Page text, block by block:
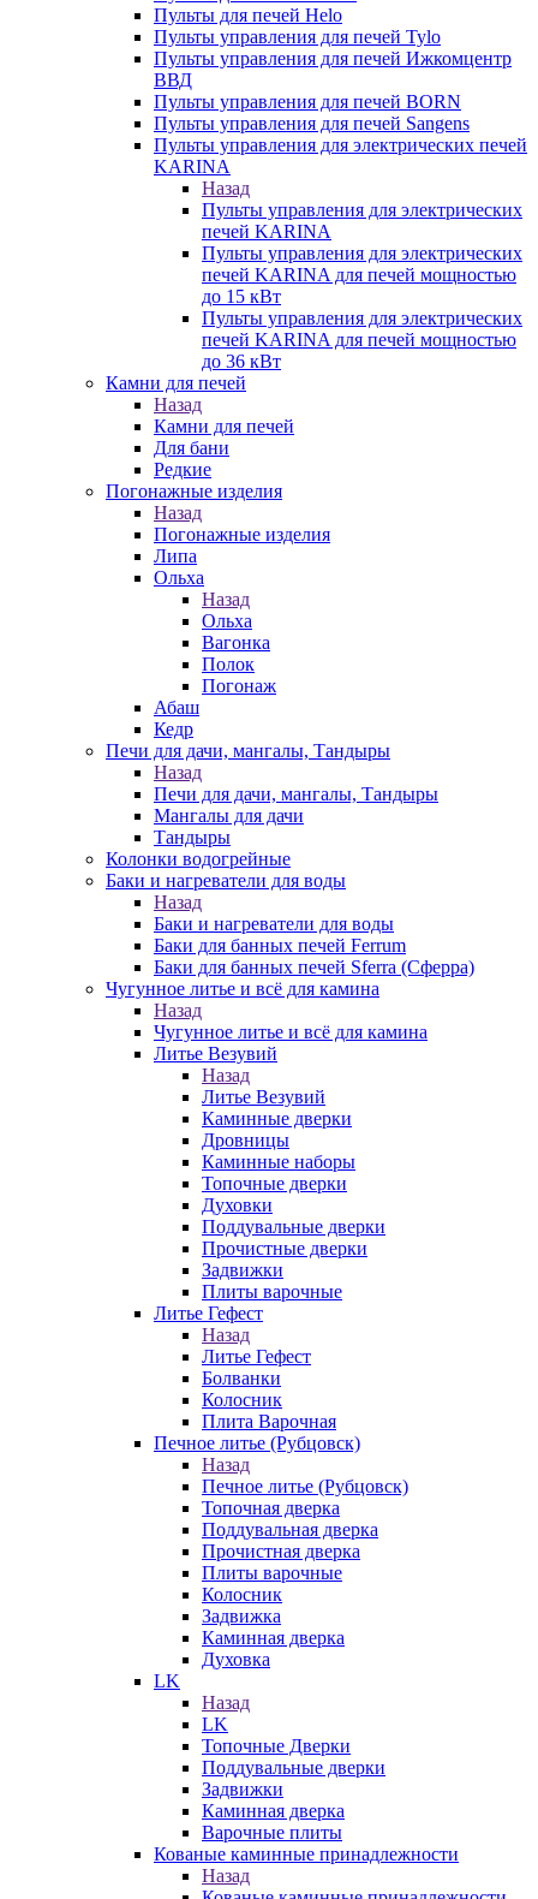
Пульты для печей Helo
Пульты управления для печей Tylo
Пульты управления для печей Ижкомцентр
ВВД
Пульты управления для печей BORN
Пульты управления для печей Sangens
Пульты управления для электрических печей
KARINA
Назад
Пульты управления для электрических
печей KARINA
Пульты управления для электрических
печей KARINA для печей мощностью
до 15 кВт
Пульты управления для электрических
печей KARINA для печей мощностью
до 36 кВт
Камни для печей
Назад
Камни для печей
Для бани
Редкие
Погонажные изделия
Назад
Погонажные изделия
Липа
Ольха
Назад
Ольха
Вагонка
Полок
Погонаж
Абаш
Кедр
Печи для дачи, мангалы, Тандыры
Назад
Печи для дачи, мангалы, Тандыры
Мангалы для дачи
Тандыры
Колонки водогрейные
Баки и нагреватели для воды
Назад
Баки и нагреватели для воды
Баки для банных печей Ferrum
Баки для банных печей Sferra (Сферра)
Чугунное литье и всё для камина
Назад
Чугунное литье и всё для камина
Литье Везувий
Назад
Литье Везувий
Каминные дверки
Дровницы
Каминные наборы
Топочные дверки
Духовки
Поддувальные дверки
Прочистные дверки
Задвижки
Плиты варочные
Литье Гефест
Назад
Литье Гефест
Болванки
Колосник
Плита Варочная
Печное литье (Рубцовск)
Назад
Печное литье (Рубцовск)
Топочная дверка
Поддувальная дверка
Прочистная дверка
Плиты варочные
Колосник
Задвижка
Каминная дверка
Духовка
LK
Назад
LK
Топочные Дверки
Поддувальные дверки
Задвижки
Каминная дверка
Варочные плиты
Кованые каминные принадлежности
Назад